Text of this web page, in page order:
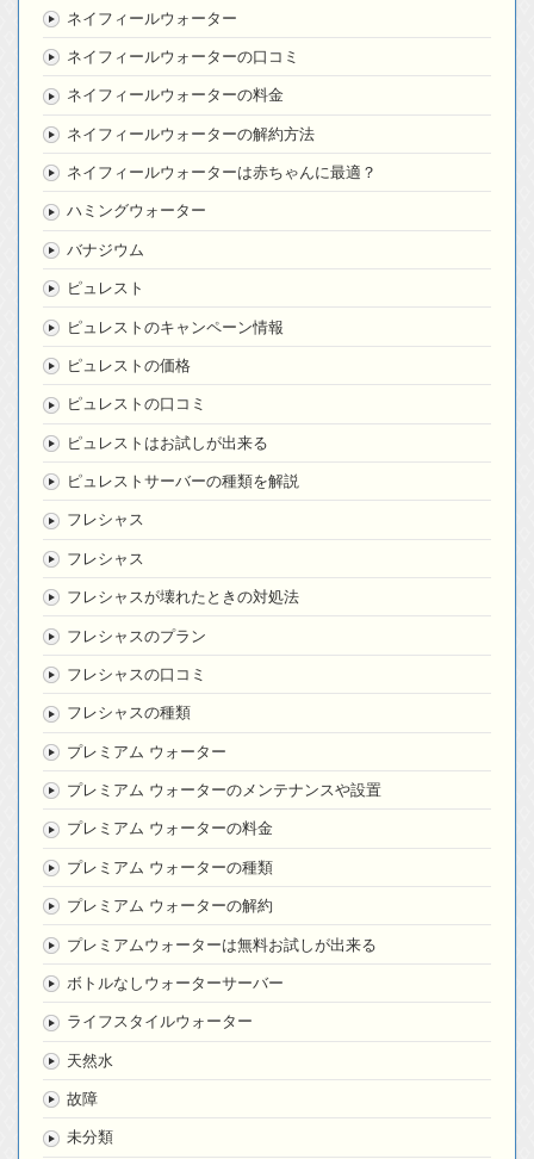
ネイフィールウォーター
ネイフィールウォーターの口コミ
ネイフィールウォーターの料金
ネイフィールウォーターの解約方法
ネイフィールウォーターは赤ちゃんに最適？
ハミングウォーター
バナジウム
ピュレスト
ピュレストのキャンペーン情報
ピュレストの価格
ピュレストの口コミ
ピュレストはお試しが出来る
ピュレストサーバーの種類を解説
フレシャス
フレシャス
フレシャスが壊れたときの対処法
フレシャスのプラン
フレシャスの口コミ
フレシャスの種類
プレミアム ウォーター
プレミアム ウォーターのメンテナンスや設置
プレミアム ウォーターの料金
プレミアム ウォーターの種類
プレミアム ウォーターの解約
プレミアムウォーターは無料お試しが出来る
ボトルなしウォーターサーバー
ライフスタイルウォーター
天然水
故障
未分類